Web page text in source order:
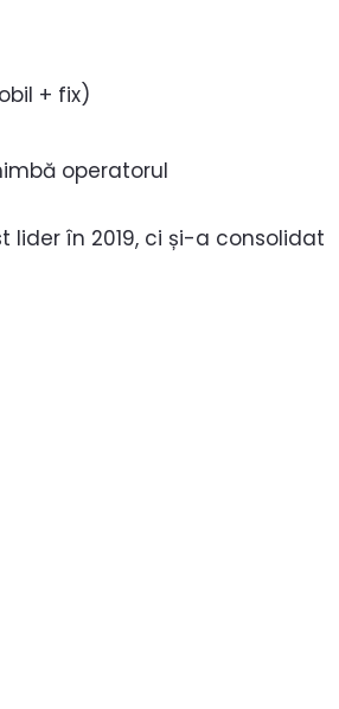
+ fix)
operatorul
în 2019, ci și-a consolidat